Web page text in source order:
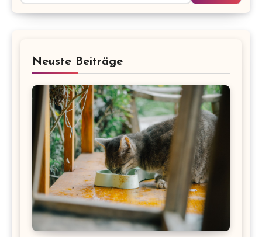
Neuste Beiträge